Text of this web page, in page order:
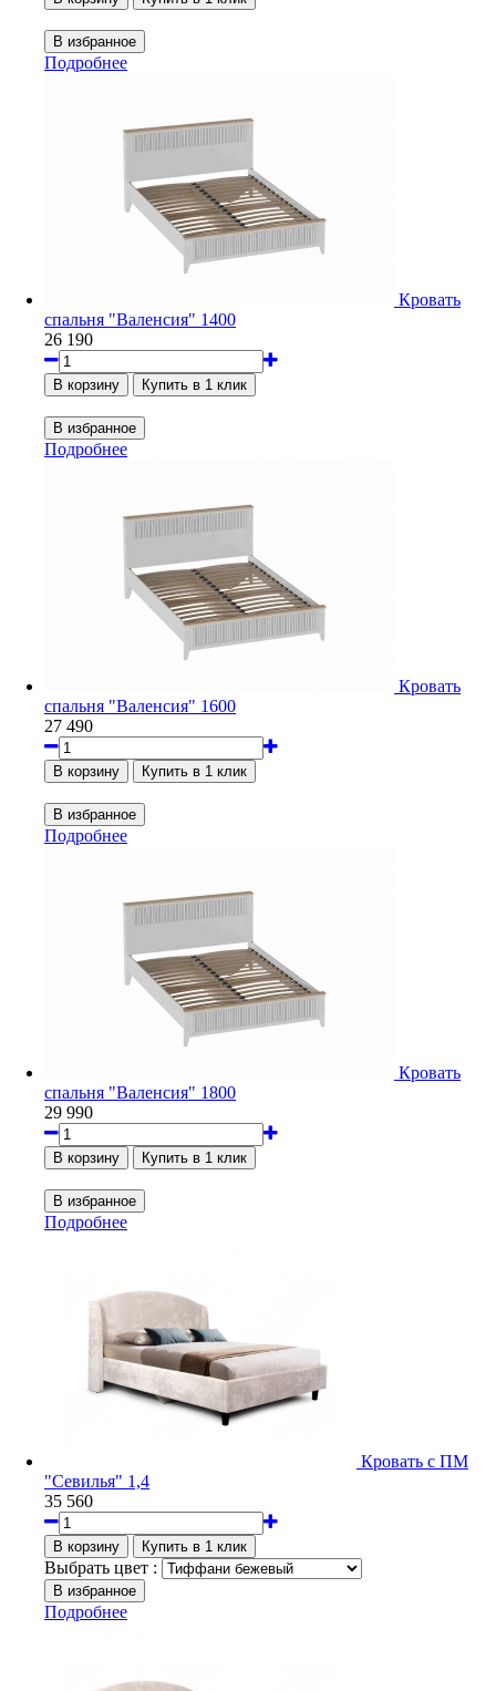
Подробнее
Кровать
спальня "Валенсия" 1400
26 190
Подробнее
Кровать
спальня "Валенсия" 1600
27 490
Подробнее
Кровать
спальня "Валенсия" 1800
29 990
Подробнее
Кровать с ПМ
"Севилья" 1,4
35 560
Выбрать цвет :
Подробнее